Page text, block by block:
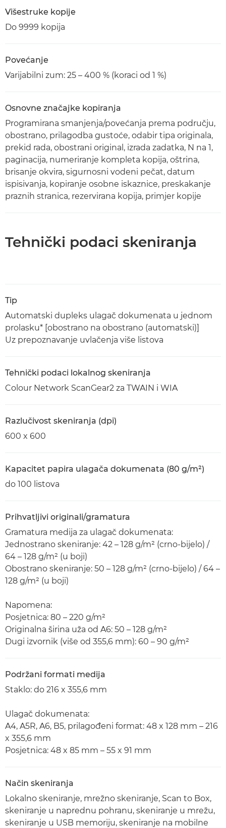
Višestruke kopije
Do 9999 kopija
Povećanje
Varijabilni zum: 25 – 400 % (koraci od 1 %)
Osnovne značajke kopiranja
Programirana smanjenja/povećanja prema području,
obostrano, prilagodba gustoće, odabir tipa originala,
prekid rada, obostrani original, izrada zadatka, N na 1,
paginacija, numeriranje kompleta kopija, oštrina,
brisanje okvira, sigurnosni vodeni pečat, datum
ispisivanja, kopiranje osobne iskaznice, preskakanje
praznih stranica, rezervirana kopija, primjer kopije
Tehnički podaci skeniranja
Tip
Automatski dupleks ulagač dokumenata u jednom
prolasku* [obostrano na obostrano (automatski)]
Uz prepoznavanje uvlačenja više listova
Tehnički podaci lokalnog skeniranja
Colour Network ScanGear2 za TWAIN i WIA
Razlučivost skeniranja (dpi)
600 x 600
Kapacitet papira ulagača dokumenata (80 g/m²)
do 100 listova
Prihvatljivi originali/gramatura
Gramatura medija za ulagač dokumenata:
Jednostrano skeniranje: 42 – 128 g/m² (crno-bijelo) /
64 – 128 g/m² (u boji)
Obostrano skeniranje: 50 – 128 g/m² (crno-bijelo) / 64 –
128 g/m² (u boji)
Napomena:
Posjetnica: 80 – 220 g/m²
Originalna širina uža od A6: 50 – 128 g/m²
Dugi izvornik (više od 355,6 mm): 60 – 90 g/m²
Podržani formati medija
Staklo: do 216 x 355,6 mm
Ulagač dokumenata:
A4, A5R, A6, B5, prilagođeni format: 48 x 128 mm – 216
x 355,6 mm
Posjetnica: 48 x 85 mm – 55 x 91 mm
Način skeniranja
Lokalno skeniranje, mrežno skeniranje, Scan to Box,
skeniranje u naprednu pohranu, skeniranje u mrežu,
skeniranje u USB memoriju, skeniranje na mobilne